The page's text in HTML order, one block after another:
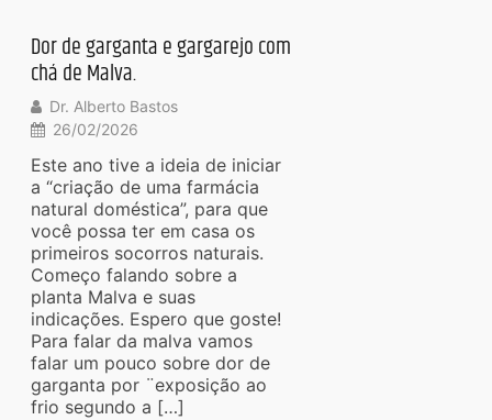
Dor de garganta e gargarejo com
chá de Malva.
Dr. Alberto Bastos
26/02/2026
Este ano tive a ideia de iniciar
a “criação de uma farmácia
natural doméstica”, para que
você possa ter em casa os
primeiros socorros naturais.
Começo falando sobre a
planta Malva e suas
indicações. Espero que goste!
Para falar da malva vamos
falar um pouco sobre dor de
garganta por ¨exposição ao
frio segundo a […]